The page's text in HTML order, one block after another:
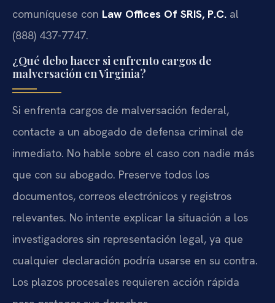
comuníquese con Law Offices Of SRIS, P.C. al
(888) 437-7747.
¿Qué debo hacer si enfrento cargos de
malversación en Virginia?
Si enfrenta cargos de malversación federal,
contacte a un abogado de defensa criminal de
inmediato. No hable sobre el caso con nadie más
que con su abogado. Preserve todos los
documentos, correos electrónicos y registros
relevantes. No intente explicar la situación a los
investigadores sin representación legal, ya que
cualquier declaración podría usarse en su contra.
Los plazos procesales requieren acción rápida